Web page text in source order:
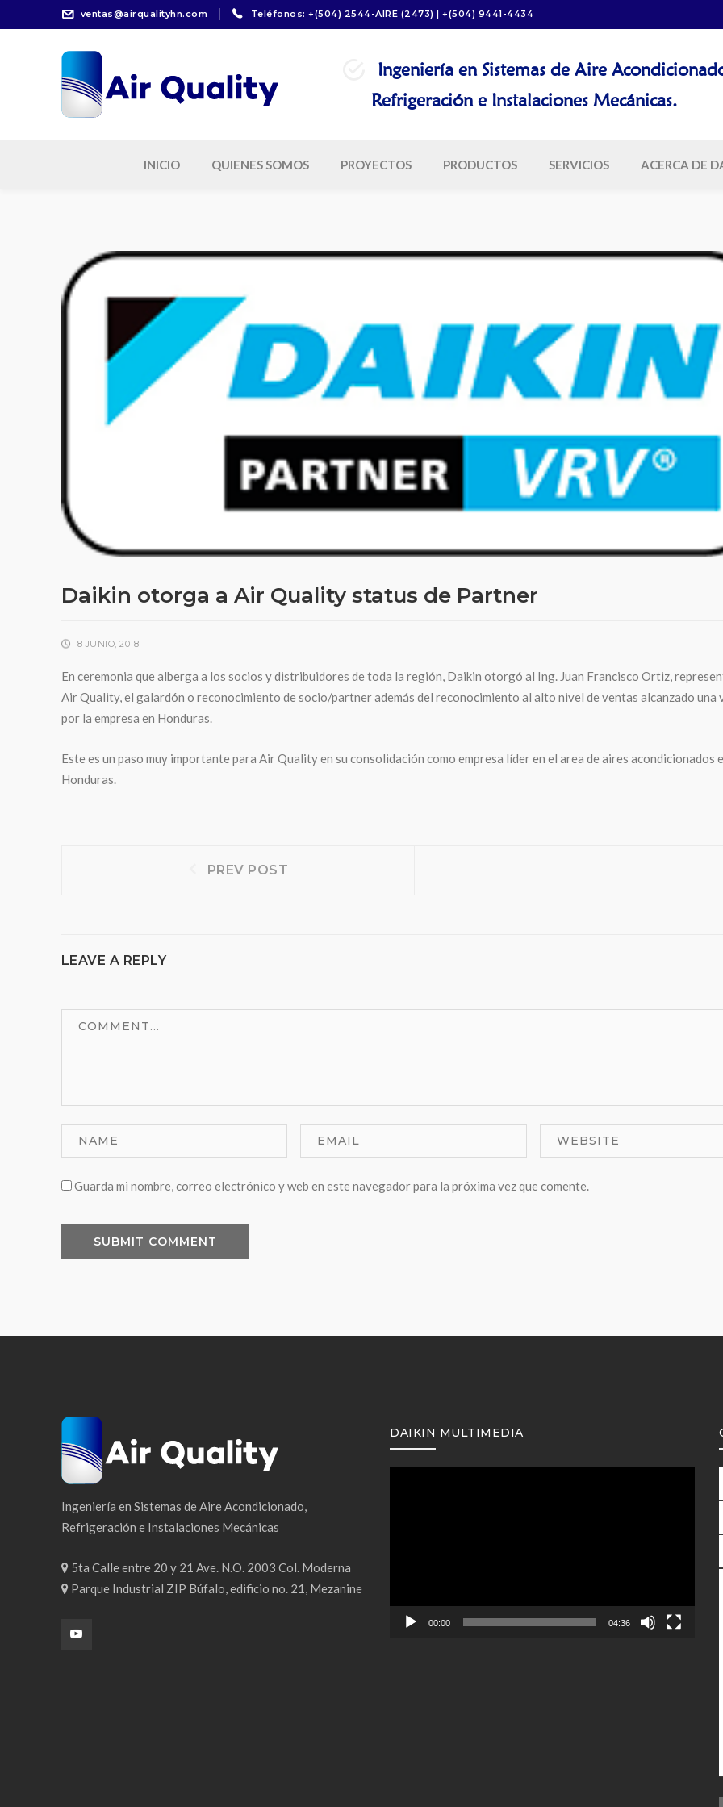
ventas@airqualityhn.com Teléfonos: +(504) 2544-AIRE (2473) | +(504) 9441-4434
Ingeniería en Sistemas de Aire
Refrigeración e Instalaciones Mecánicas.
INICIO QUIENES SOMOS PROYECTOS PRODUCTOS SERVICIOS ACERCA DE
Daikin otorga a Air Quality status de Partner
8 JUNIO, 2018
En ceremonia que alberga a los socios y distribuidores de toda la región, Daikin otorgó al Ing. Juan Francisco Ortiz,
Air Quality, el galardón o reconocimiento de socio/partner además del reconocimiento al alto nivel de ventas alcanzado una
por la empresa en Honduras.
Este es un paso muy importante para Air Quality en su consolidación como empresa líder en el area de aires acondicionados
Honduras.
NavegaciónPREV POST
LEAVE A REPLY
Guarda mi nombre, correo electrónico y web en este navegador para la próxima vez que comente.
Ingeniería en Sistemas de Aire Acondicionado,
Refrigeración e Instalaciones Mecánicas
5ta Calle entre 20 y 21 Ave. N.O. 2003 Col. Moderna
Parque Industrial ZIP Búfalo, edificio no. 21, Mezanine
DAIKIN MULTIMEDIA
00:00 04:36